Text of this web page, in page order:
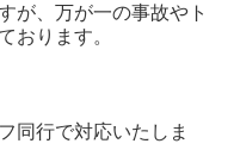
が、万が一の事故やト
おります。
同行で対応いたしま